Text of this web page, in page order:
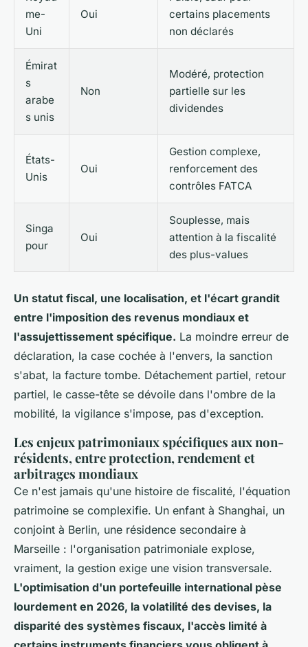
me-
Uni
Oui
certains placements
non déclarés
Émirat
s
arabe
s unis
Non
Modéré, protection
partielle sur les
dividendes
États-
Unis
Oui
Gestion complexe,
renforcement des
contrôles FATCA
Singa
pour
Oui
Souplesse, mais
attention à la fiscalité
des plus-values
Un statut fiscal, une localisation, et l'écart grandit
entre l'imposition des revenus mondiaux et
l'assujettissement spécifique. La moindre erreur de
déclaration, la case cochée à l'envers, la sanction
s'abat, la facture tombe. Détachement partiel, retour
partiel, le casse-tête se dévoile dans l'ombre de la
mobilité, la vigilance s'impose, pas d'exception.
Les enjeux patrimoniaux spécifiques aux non-
résidents, entre protection, rendement et
arbitrages mondiaux
Ce n'est jamais qu'une histoire de fiscalité, l'équation
patrimoine se complexifie. Un enfant à Shanghai, un
conjoint à Berlin, une résidence secondaire à
Marseille : l'organisation patrimoniale explose,
vraiment, la gestion exige une vision transversale.
L'optimisation d'un portefeuille international pèse
lourdement en 2026, la volatilité des devises, la
disparité des systèmes fiscaux, l'accès limité à